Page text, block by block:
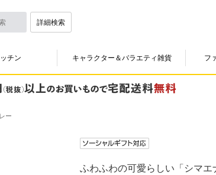
詳細検索
チン キャラクター＆バラエティ雑貨 フ
ー
ふわふわの可愛らしい「シマエ